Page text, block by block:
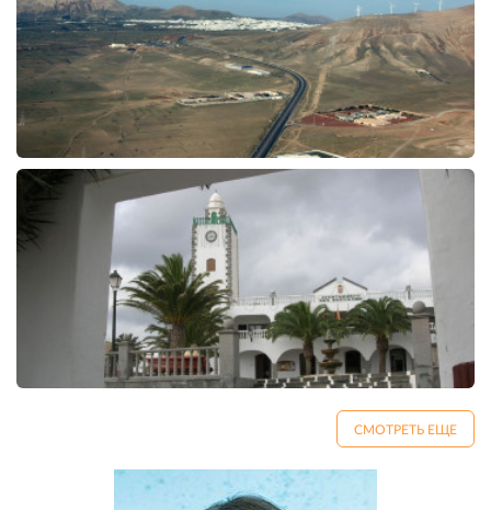
СМОТРЕТЬ ЕЩЕ